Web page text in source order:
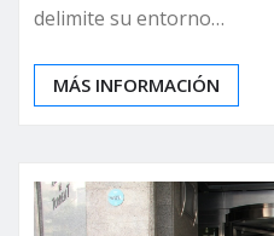
delimite su entorno…
MÁS INFORMACIÓN